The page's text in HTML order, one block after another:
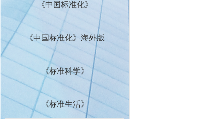
《中国标准化》
《中国标准化》海外版
《标准科学》
《标准生活》